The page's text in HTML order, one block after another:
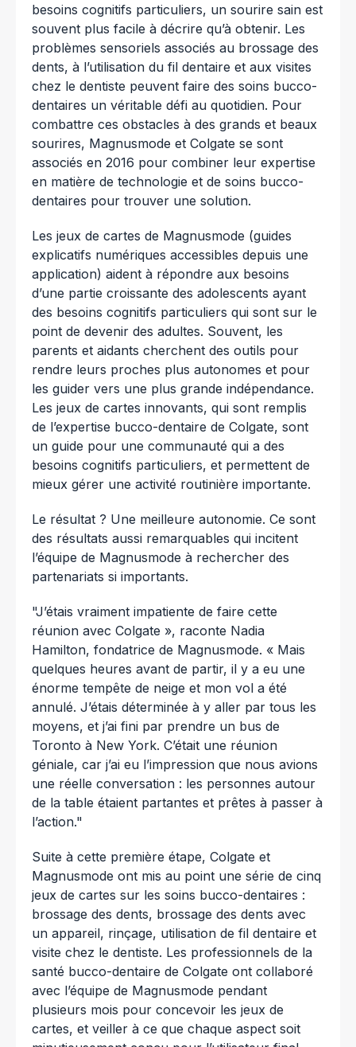
besoins cognitifs particuliers, un sourire sain est
souvent plus facile à décrire qu’à obtenir. Les
problèmes sensoriels associés au brossage des
dents, à l’utilisation du fil dentaire et aux visites
chez le dentiste peuvent faire des soins bucco-
dentaires un véritable défi au quotidien. Pour
combattre ces obstacles à des grands et beaux
sourires, Magnusmode et Colgate se sont
associés en 2016 pour combiner leur expertise
en matière de technologie et de soins bucco-
dentaires pour trouver une solution.
Les jeux de cartes de Magnusmode (guides
explicatifs numériques accessibles depuis une
application) aident à répondre aux besoins
d’une partie croissante des adolescents ayant
des besoins cognitifs particuliers qui sont sur le
point de devenir des adultes. Souvent, les
parents et aidants cherchent des outils pour
rendre leurs proches plus autonomes et pour
les guider vers une plus grande indépendance.
Les jeux de cartes innovants, qui sont remplis
de l’expertise bucco-dentaire de Colgate, sont
un guide pour une communauté qui a des
besoins cognitifs particuliers, et permettent de
mieux gérer une activité routinière importante.
Le résultat ? Une meilleure autonomie. Ce sont
des résultats aussi remarquables qui incitent
l’équipe de Magnusmode à rechercher des
partenariats si importants.
"J’étais vraiment impatiente de faire cette
réunion avec Colgate », raconte Nadia
Hamilton, fondatrice de Magnusmode. « Mais
quelques heures avant de partir, il y a eu une
énorme tempête de neige et mon vol a été
annulé. J’étais déterminée à y aller par tous les
moyens, et j’ai fini par prendre un bus de
Toronto à New York. C’était une réunion
géniale, car j’ai eu l’impression que nous avions
une réelle conversation : les personnes autour
de la table étaient partantes et prêtes à passer à
l’action."
Suite à cette première étape, Colgate et
Magnusmode ont mis au point une série de cinq
jeux de cartes sur les soins bucco-dentaires :
brossage des dents, brossage des dents avec
un appareil, rinçage, utilisation de fil dentaire et
visite chez le dentiste. Les professionnels de la
santé bucco-dentaire de Colgate ont collaboré
avec l’équipe de Magnusmode pendant
plusieurs mois pour concevoir les jeux de
cartes, et veiller à ce que chaque aspect soit